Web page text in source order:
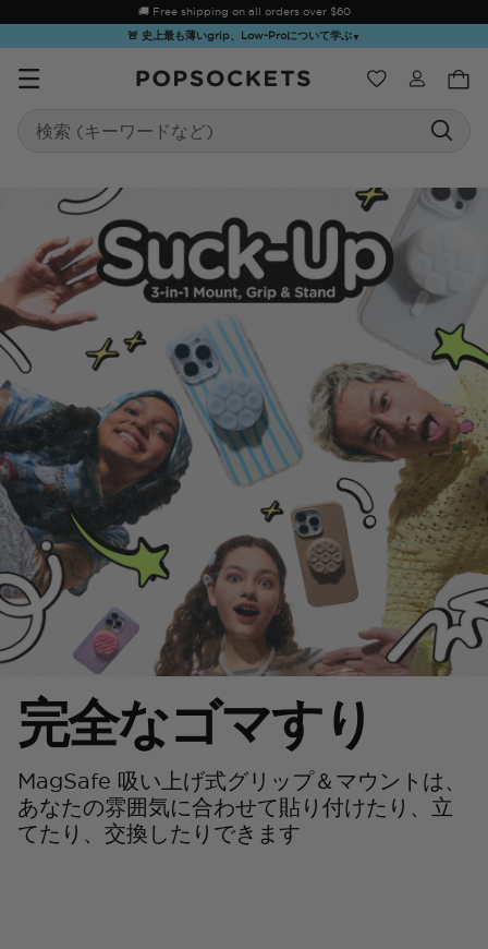
🚚 Free shipping on all orders over $60
🚨 史上最も薄いgrip、Low-Proについて学ぶ ▼
PopSockets ホーム
ウィッシュ
Search
☀️ Summer
Sendoff Sale
Hello Kitty®
Sea Spell Sugar Rush
完全なゴマすり
MagSafe 吸い上げ式グリップ＆マウントは、
あなたの雰囲気に合わせて貼り付けたり、立
てたり、交換したりできます